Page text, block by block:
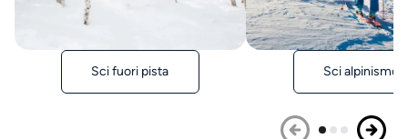
Sci fuori pista Sci alpinismo